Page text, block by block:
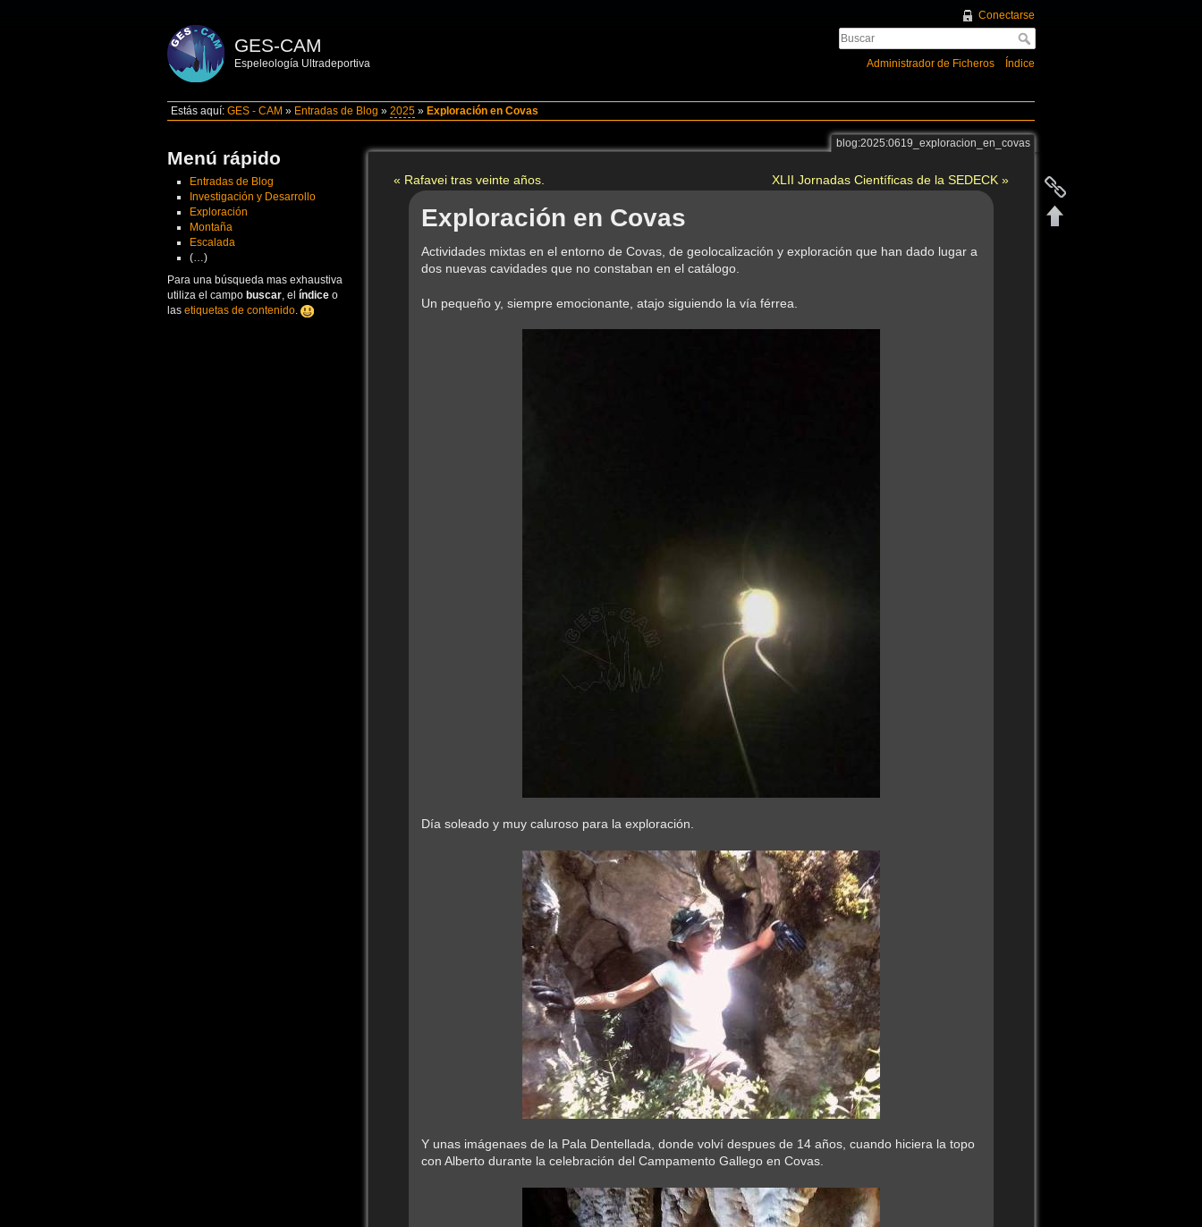
GES-CAM
Espeleología Ultradeportiva
Conectarse
Administrador de Ficheros Índice
Estás aquí:GES - CAM » Entradas de Blog »2025 » Exploración en Covas
Menú rápido
Entradas de Blog
Investigación y Desarrollo
Exploración
Montaña
Escalada
(…)
Para una búsqueda mas exhaustiva
utiliza el campo buscar, el índice o
las etiquetas de contenido.
blog:2025:0619_exploracion_en_covas
« Rafavei tras veinte años. XLII Jornadas Científicas de la SEDECK »
Exploración en Covas
Actividades mixtas en el entorno de Covas, de geolocalización y exploración que han dado lugar a
dos nuevas cavidades que no constaban en el catálogo.
Un pequeño y, siempre emocionante, atajo siguiendo la vía férrea.
Día soleado y muy caluroso para la exploración.
Y unas imágenaes de la Pala Dentellada, donde volví despues de 14 años, cuando hiciera la topo
con Alberto durante la celebración del Campamento Gallego en Covas.